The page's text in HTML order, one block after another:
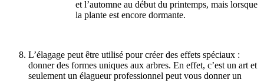
et l’automne au début du printemps, mais lorsque
la plante est encore dormante.
L’élagage peut être utilisé pour créer des effets spéciaux :
donner des formes uniques aux arbres. En effet, c’est un art et
seulement un élagueur professionnel peut vous donner un